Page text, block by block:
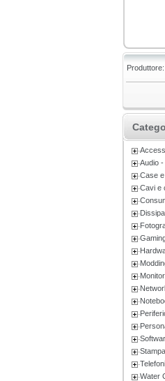
Produttore:
Audio
Case
Cavi e
Water